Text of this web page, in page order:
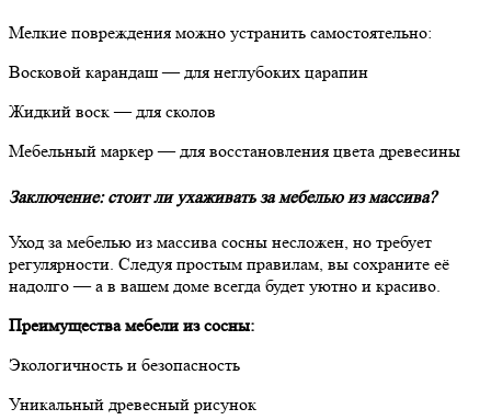
Мелкие повреждения можно устранить самостоятельно:
Восковой карандаш — для неглубоких царапин
Жидкий воск — для сколов
Мебельный маркер — для восстановления цвета древесины
Заключение: стоит ли ухаживать за мебелью из массива?
Уход за мебелью из массива сосны несложен, но требует
регулярности. Следуя простым правилам, вы сохраните её
надолго — а в вашем доме всегда будет уютно и красиво.
Преимущества мебели из сосны:
Экологичность и безопасность
Уникальный древесный рисунок